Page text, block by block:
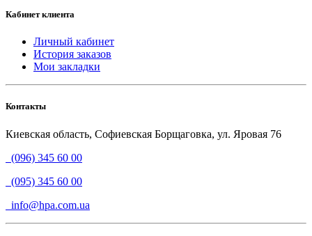
Кабинет клиента
Личный кабинет
История заказов
Мои закладки
Контакты
Киевская область, Софиевская Борщаговка, ул. Яровая 76
(096) 345 60 00
(095) 345 60 00
info@hpa.com.ua